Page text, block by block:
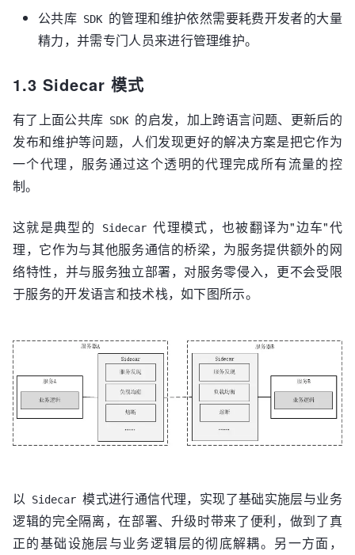
公共库 SDK 的管理和维护依然需要耗费开发者的大量
精力，并需专门人员来进行管理维护。
1.3 Sidecar 模式
有了上面公共库 SDK 的启发，加上跨语言问题、更新后的
发布和维护等问题，人们发现更好的解决方案是把它作为
一个代理，服务通过这个透明的代理完成所有流量的控
制。
这就是典型的 Sidecar 代理模式，也被翻译为"边车"代
理，它作为与其他服务通信的桥梁，为服务提供额外的网
络特性，并与服务独立部署，对服务零侵入，更不会受限
于服务的开发语言和技术栈，如下图所示。
以 Sidecar 模式进行通信代理，实现了基础实施层与业务
逻辑的完全隔离，在部署、升级时带来了便利，做到了真
正的基础设施层与业务逻辑层的彻底解耦。另一方面，